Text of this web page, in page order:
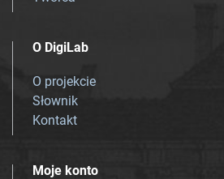
O DigiLab
O projekcie
Słownik
Kontakt
Moje konto